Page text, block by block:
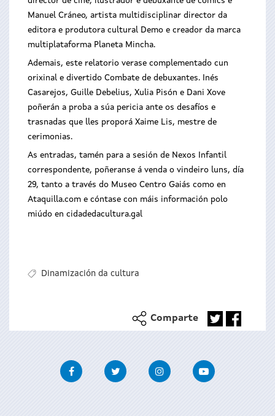
Manuel Cráneo, artista multidisciplinar director da
editora e produtora cultural Demo e creador da marca
multiplataforma Planeta Mincha.
Ademais, este relatorio verase complementado cun
orixinal e divertido Combate de debuxantes. Inés
Casarejos, Guille Debelius, Xulia Pisón e Dani Xove
poñerán a proba a súa pericia ante os desafíos e
trasnadas que lles proporá Xaime Lis, mestre de
cerimonias.
As entradas, tamén para a sesión de Nexos Infantil
correspondente, poñeranse á venda o vindeiro luns, día
29, tanto a través do Museo Centro Gaiás como en
Ataquilla.com e cóntase con máis información polo
miúdo en cidadedacultura.gal
Dinamización da cultura
Comparte
FacebookTwitter InstagramYoutube